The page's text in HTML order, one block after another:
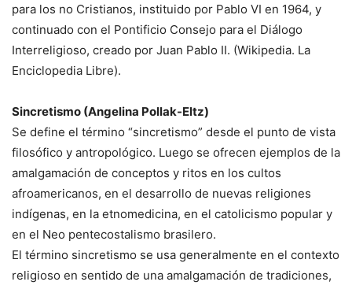
para los no Cristianos, instituido por Pablo VI en 1964, y
continuado con el Pontificio Consejo para el Diálogo
Interreligioso, creado por Juan Pablo II. (Wikipedia. La
Enciclopedia Libre).
Sincretismo (Angelina Pollak-Eltz)
Se define el término “sincretismo” desde el punto de vista
filosófico y antropológico. Luego se ofrecen ejemplos de la
amalgamación de conceptos y ritos en los cultos
afroamericanos, en el desarrollo de nuevas religiones
indígenas, en la etnomedicina, en el catolicismo popular y
en el Neo pentecostalismo brasilero.
El término sincretismo se usa generalmente en el contexto
religioso en sentido de una amalgamación de tradiciones,